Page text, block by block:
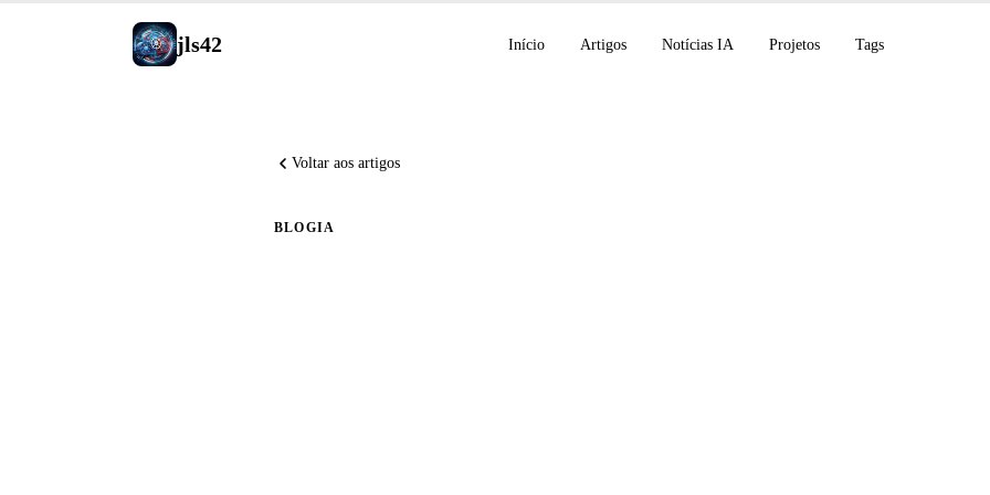
jls42 Início Artigos Notícias IA Projetos Tags
Voltar aos artigos
BLOGIA